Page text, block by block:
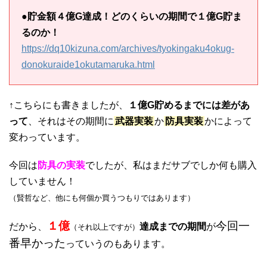
●貯金額４億G達成！どのくらいの期間で１億G貯ま
るのか！
https://dq10kizuna.com/archives/tyokingaku4okug-
donokuraide1okutamaruka.html
↑こちらにも書きましたが、
１億G貯めるまでには差があ
って 、それはその期間に 武器実装か 防具実装かによって
変わっています。
今回は 防具の実装でしたが、私はまだサブでしか何も購入
していません！
（賢哲など、他にも何個か買うつもりではあります）
だから、 １億（それ以上ですが） 達成までの期間が今回一
番早かった っていうのもあります。